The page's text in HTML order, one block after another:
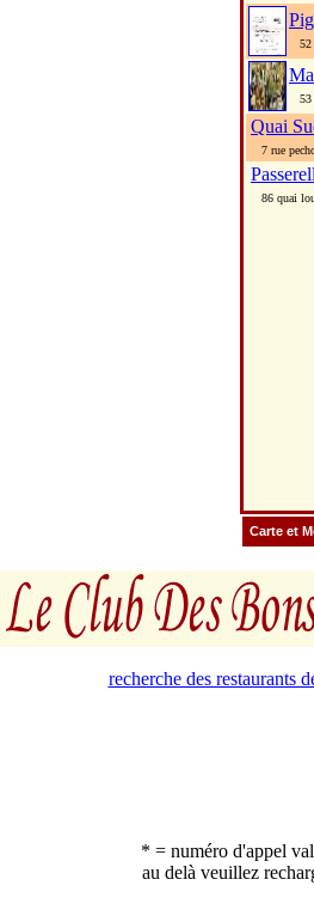
52
53
Quai
7 rue
86 quai
Carte et
recherche des restaurants
* = numéro d'appel
au delà veuillez